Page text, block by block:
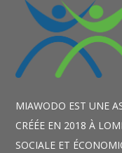
MIAWODO EST UNE
CRÉÉE EN 2018 À
SOCIALE ET